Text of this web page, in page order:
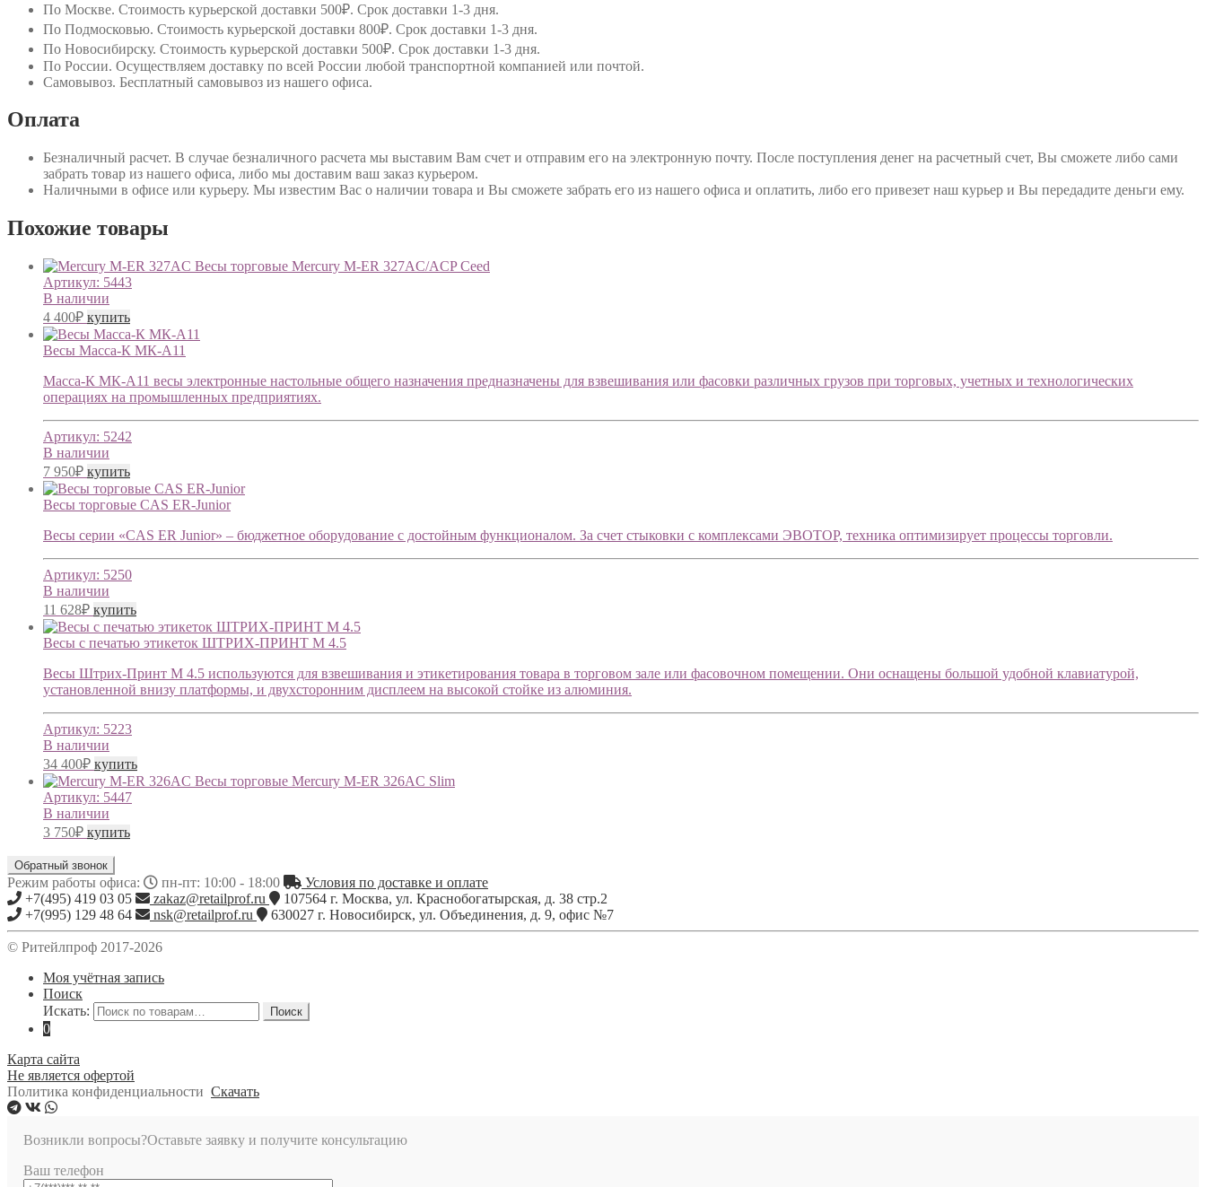
По Москве. Стоимость курьерской доставки 500₽. Срок доставки 1-3 дня.
По Подмосковью. Стоимость курьерской доставки 800₽. Срок доставки 1-3 дня.
По Новосибирску. Стоимость курьерской доставки 500₽. Срок доставки 1-3 дня.
По России. Осуществляем доставку по всей России любой транспортной компанией или почтой.
Самовывоз. Бесплатный самовывоз из нашего офиса.
Оплата
Безналичный расчет. В случае безналичного расчета мы выставим Вам счет и отправим его на электронную почту. После поступления денег на расчетный счет, Вы сможете либо сами
забрать товар из нашего офиса, либо мы доставим ваш заказ курьером.
Наличными в офисе или курьеру. Мы известим Вас о наличии товара и Вы сможете забрать его из нашего офиса и оплатить, либо его привезет наш курьер и Вы передадите деньги ему.
Похожие товары
Весы торговые Mercury M-ER 327AC/ACP Ceed
Артикул: 5443
В наличии
4 400₽ купить
Весы Масса-К МК-А11
Масса-К МК-А11 весы электронные настольные общего назначения предназначены для взвешивания или фасовки различных грузов при торговых, учетных и технологических
операциях на промышленных предприятиях.
Артикул: 5242
В наличии
7 950₽ купить
Весы торговые CAS ER-Junior
Весы серии «CAS ER Junior» – бюджетное оборудование с достойным функционалом. За счет стыковки с комплексами ЭВОТОР, техника оптимизирует процессы торговли.
Артикул: 5250
В наличии
11 628₽ купить
Весы с печатью этикеток ШТРИХ-ПРИНТ М 4.5
Весы Штрих-Принт М 4.5 используются для взвешивания и этикетирования товара в торговом зале или фасовочном помещении. Они оснащены большой удобной клавиатурой,
установленной внизу платформы, и двухсторонним дисплеем на высокой стойке из алюминия.
Артикул: 5223
В наличии
34 400₽ купить
Весы торговые Mercury M-ER 326AC Slim
Артикул: 5447
В наличии
3 750₽ купить
Обратный звонок
Режим работы офиса: пн-пт: 10:00 - 18:00
Условия по доставке и оплате
+7(495) 419 03 05
zakaz@retailprof.ru 107564 г. Москва, ул. Краснобогатырская, д. 38 стр.2
+7(995) 129 48 64
nsk@retailprof.ru 630027 г. Новосибирск, ул. Объединения, д. 9, офис №7
© Ритейлпроф 2017-2026
Моя учётная запись
Поиск
Искать:
Поиск
0
Карта сайта
Не является офертой
Политика конфиденциальности Скачать
Возникли вопросы?Оставьте заявку и получите консультацию
Ваш телефон